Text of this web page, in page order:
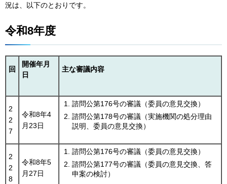
況は、以下のとおりです。
令和8年度
回
開催年月
日
主な審議内容
2
2
7
令和8年4
月23日
諮問公第176号の審議（委員の意見交換）
諮問公第178号の審議（実施機関の処分理由
説明、委員の意見交換）
2
2
8
令和8年5
月27日
諮問公第176号の審議（委員の意見交換）
諮問公第177号の審議（委員の意見交換、答
申案の検討）